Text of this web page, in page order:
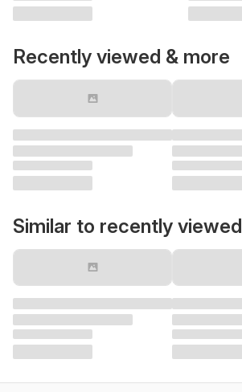
Recently viewed & more
Similar to recently viewed